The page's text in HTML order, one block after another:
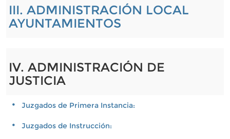
III. ADMINISTRACIÓN LOCAL
AYUNTAMIENTOS
IV. ADMINISTRACIÓN DE
JUSTICIA
Juzgados de Primera Instancia:
Juzgados de Instrucción: